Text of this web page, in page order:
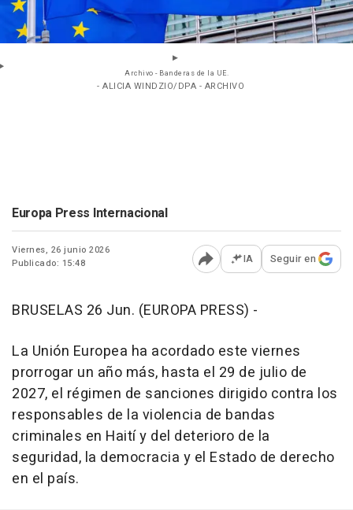
Archivo - Banderas de la UE.
- ALICIA WINDZIO/DPA - ARCHIVO
Europa Press Internacional
Viernes, 26 junio 2026
Publicado: 15:48
Abrir opciones para
IA Seguir en
BRUSELAS 26 Jun. (EUROPA PRESS) -
La Unión Europea ha acordado este viernes
prorrogar un año más, hasta el 29 de julio de
2027, el régimen de sanciones dirigido contra los
responsables de la violencia de bandas
criminales en Haití y del deterioro de la
seguridad, la democracia y el Estado de derecho
en el país.